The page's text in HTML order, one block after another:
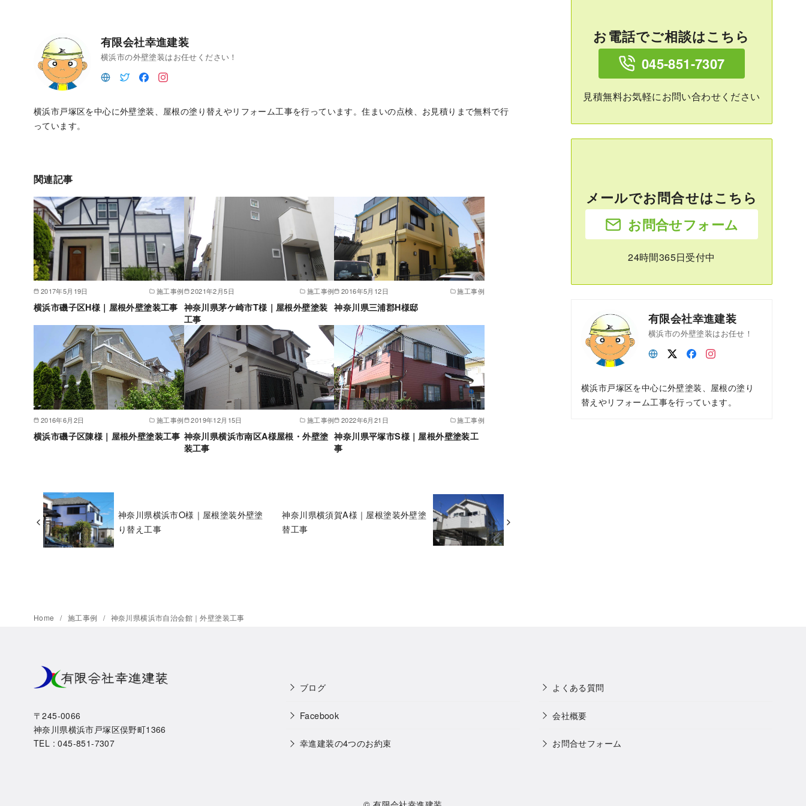
有限会社幸進建装
横浜市の外壁塗装はお任せください！
横浜市戸塚区を中心に外壁塗装、屋根の塗り替えやリフォーム工事を行っています。住まいの点検、お見積りまで無料で行
っています。
関連記事
2017年5月19日 施工事例
横浜市磯子区H様｜屋根外壁塗装工事
2021年2月5日 施工事例
神奈川県茅ケ崎市T様｜屋根外壁塗装
工事
2016年5月12日 施工事例
神奈川県三浦郡H様邸
2016年6月2日 施工事例
横浜市磯子区陳様｜屋根外壁塗装工事
2019年12月15日 施工事例
神奈川県横浜市南区A様屋根・外壁塗
装工事
2022年6月21日 施工事例
神奈川県平塚市S様｜屋根外壁塗装工
事
神奈川県横浜市O様｜屋根塗装外壁塗
り替え工事
神奈川県横須賀A様｜屋根塗装外壁塗
替工事
お電話でご相談はこちら
045-851-7307
見積無料お気軽にお問い合わせください
メールでお問合せはこちら
お問合せフォーム
24時間365日受付中
有限会社幸進建装
横浜市の外壁塗装はお任せ！
横浜市戸塚区を中心に外壁塗装、屋根の塗り
替えやリフォーム工事を行っています。
Home 施工事例 神奈川県横浜市自治会館｜外壁塗装工事
〒245-0066
神奈川県横浜市戸塚区俣野町1366
TEL : 045-851-7307
ブログ
Facebook
幸進建装の4つのお約束
よくある質問
会社概要
お問合せフォーム